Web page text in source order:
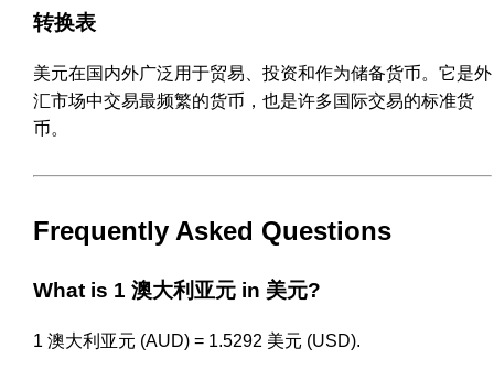
转换表
美元在国内外广泛用于贸易、投资和作为储备货币。它是外
汇市场中交易最频繁的货币，也是许多国际交易的标准货
币。
Frequently Asked Questions
What is 1 澳大利亚元 in 美元?
1 澳大利亚元 (AUD) = 1.5292 美元 (USD).